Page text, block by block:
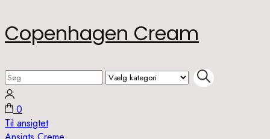
Skip
to
(Press
Enter)
Copenhagen Cream
Search
for:
0
Til ansigtet